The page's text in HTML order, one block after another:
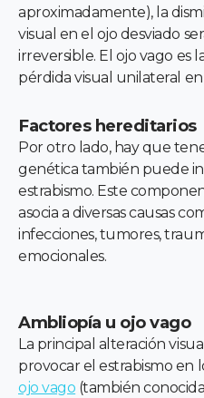
Ambliopía u ojo vago
La principal alteración
provocar el estrabismo en
ojo vago (también
aproximadamente), la
visual en el ojo desviado
irreversible. El ojo vago es
pérdida visual unilateral en
Factores hereditarios
Por otro lado, hay que
genética también puede
estrabismo. Este
asocia a diversas causas
infecciones, tumores,
emocionales.